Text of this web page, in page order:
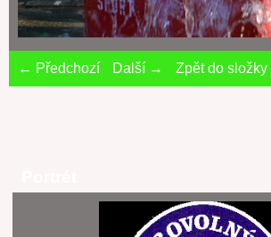
← Předchozí Další → Zpět do složky